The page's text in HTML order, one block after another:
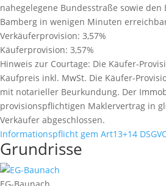
nahegelegene Bundesstraße sowie den
Bamberg in wenigen Minuten
Verkäuferprovision: 3,57%
Käuferprovision: 3,57%
Hinweis zur Courtage: Die Käufer-
Kaufpreis inkl. MwSt. Die Käufer-
mit notarieller Beurkundung. Der
provisionspﬂichtigen Maklervertrag in
Verkäufer abgeschlossen.
Informationspflicht gem Art13+14
Grundrisse